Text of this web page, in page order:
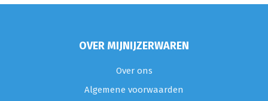
OVER MIJNIJZERWAREN
Over ons
Algemene voorwaarden